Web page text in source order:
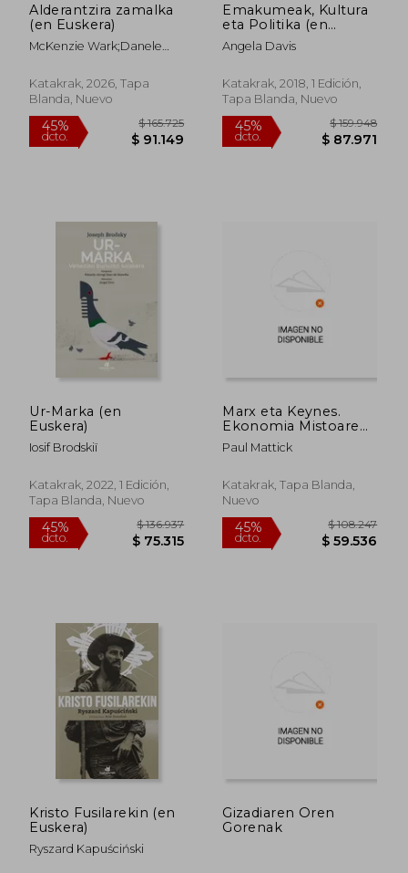
45%
dcto.
$ 136.937
$ 75.315
Alderantzira zamalka
(en Euskera)
McKenzie Wark;Danele
Katakrak, 2026, Tapa
Blanda, Nuevo
Emakumeak, Kultura
eta Politika (en
Euskera)
Angela Davis
Katakrak, 2018, 1 Edición,
Tapa Blanda, Nuevo
Ur-Marka (en
Euskera)
Iosif Brodskiï
Katakrak, 2022, 1 Edición,
Tapa Blanda, Nuevo
Marx eta Keynes.
Ekonomia Mistoaren
Krisia (en Euskera)
Paul Mattick
Katakrak, Tapa Blanda,
Nuevo
Kristo Fusilarekin (en
Euskera)
Ryszard Kapuściński
Gizadiaren Oren
Gorenak